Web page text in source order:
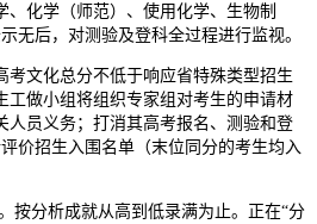
化学（师范）、使用化学、生物制
无后，对测验及登科全过程进行监视。
文化总分不低于响应省特殊类型招生
工做小组将组织专家组对考生的申请材
人员义务；打消其高考报名、测验和登
价招生入围名单（末位同分的考生均入
分析成就从高到低录满为止。正在“分